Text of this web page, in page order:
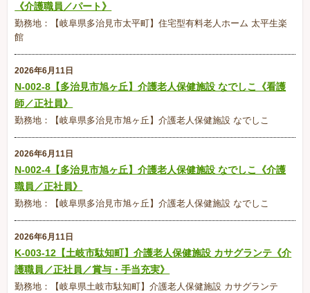
《介護職員／パート》
勤務地：【岐阜県多治見市太平町】住宅型有料老人ホーム 太平生楽
館
2026年6月11日
N-002-8【多治見市旭ヶ丘】介護老人保健施設 なでしこ《看護
師／正社員》
勤務地：【岐阜県多治見市旭ヶ丘】介護老人保健施設 なでしこ
2026年6月11日
N-002-4【多治見市旭ヶ丘】介護老人保健施設 なでしこ《介護
職員／正社員》
勤務地：【岐阜県多治見市旭ヶ丘】介護老人保健施設 なでしこ
2026年6月11日
K-003-12【土岐市駄知町】介護老人保健施設 カサグランテ《介
護職員／正社員／賞与・手当充実》
勤務地：【岐阜県土岐市駄知町】介護老人保健施設 カサグランテ